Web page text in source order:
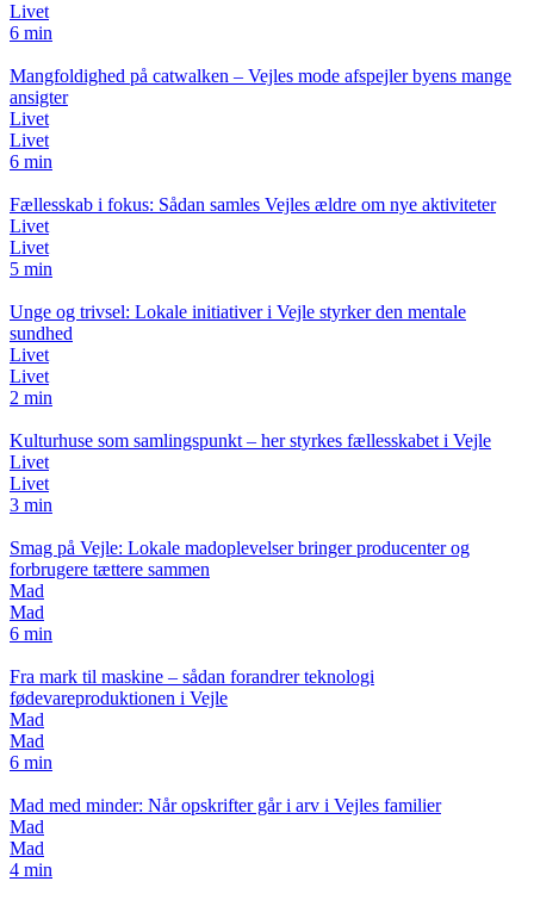
Livet
6 min
Mangfoldighed på catwalken – Vejles mode afspejler byens mange
ansigter
Livet
Livet
6 min
Fællesskab i fokus: Sådan samles Vejles ældre om nye aktiviteter
Livet
Livet
5 min
Unge og trivsel: Lokale initiativer i Vejle styrker den mentale
sundhed
Livet
Livet
2 min
Kulturhuse som samlingspunkt – her styrkes fællesskabet i Vejle
Livet
Livet
3 min
Smag på Vejle: Lokale madoplevelser bringer producenter og
forbrugere tættere sammen
Mad
Mad
6 min
Fra mark til maskine – sådan forandrer teknologi
fødevareproduktionen i Vejle
Mad
Mad
6 min
Mad med minder: Når opskrifter går i arv i Vejles familier
Mad
Mad
4 min